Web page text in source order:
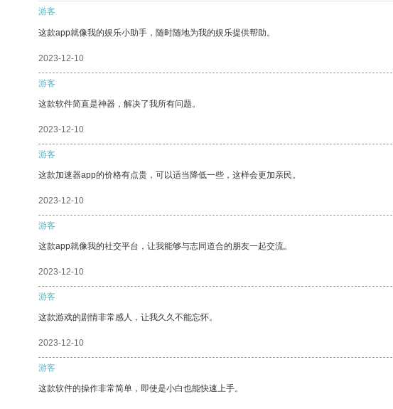
游客
这款app就像我的娱乐小助手，随时随地为我的娱乐提供帮助。
2023-12-10
游客
这款软件简直是神器，解决了我所有问题。
2023-12-10
游客
这款加速器app的价格有点贵，可以适当降低一些，这样会更加亲民。
2023-12-10
游客
这款app就像我的社交平台，让我能够与志同道合的朋友一起交流。
2023-12-10
游客
这款游戏的剧情非常感人，让我久久不能忘怀。
2023-12-10
游客
这款软件的操作非常简单，即使是小白也能快速上手。